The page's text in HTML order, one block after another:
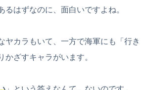
るはずなのに、面白いですよね。
ヤカラもいて、一方で海軍にも「行き
かざすキャラがいます。